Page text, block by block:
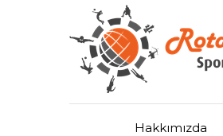
Hakkımızda